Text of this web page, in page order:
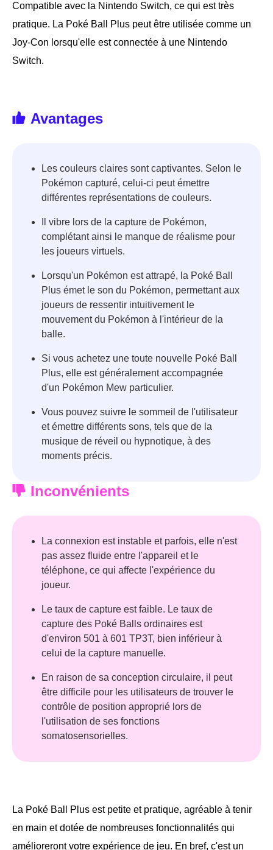
Compatible avec la Nintendo Switch, ce qui est très
pratique. La Poké Ball Plus peut être utilisée comme un
Joy-Con lorsqu'elle est connectée à une Nintendo
Switch.
Avantages
Les couleurs claires sont captivantes. Selon le
Pokémon capturé, celui-ci peut émettre
différentes représentations de couleurs.
Il vibre lors de la capture de Pokémon,
complétant ainsi le manque de réalisme pour
les joueurs virtuels.
Lorsqu'un Pokémon est attrapé, la Poké Ball
Plus émet le son du Pokémon, permettant aux
joueurs de ressentir intuitivement le
mouvement du Pokémon à l'intérieur de la
balle.
Si vous achetez une toute nouvelle Poké Ball
Plus, elle est généralement accompagnée
d'un Pokémon Mew particulier.
Vous pouvez suivre le sommeil de l'utilisateur
et émettre différents sons, tels que de la
musique de réveil ou hypnotique, à des
moments précis.
Inconvénients
La connexion est instable et parfois, elle n'est
pas assez fluide entre l'appareil et le
téléphone, ce qui affecte l'expérience du
joueur.
Le taux de capture est faible. Le taux de
capture des Poké Balls ordinaires est
d'environ 501 à 601 TP3T, bien inférieur à
celui de la capture manuelle.
En raison de sa conception circulaire, il peut
être difficile pour les utilisateurs de trouver le
contrôle de position approprié lors de
l'utilisation de ses fonctions
somatosensorielles.
La Poké Ball Plus est petite et pratique, agréable à tenir
en main et dotée de nombreuses fonctionnalités qui
amélioreront votre expérience de jeu. En bref, c'est un